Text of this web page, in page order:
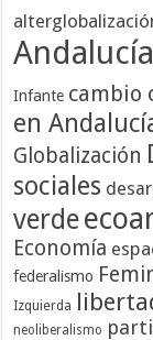
Andalucía
Infante cambio
en
Globalización
sociales
verde
Economía
federalismo
Izquierda
neoliberalismo